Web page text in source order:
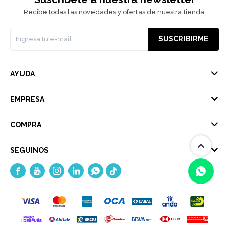
(0/4)
Recibe todas las novedades y ofertas de nuestra tienda.
SUSCRIBIRME
AYUDA
EMPRESA
COMPRA
SEGUINOS
    